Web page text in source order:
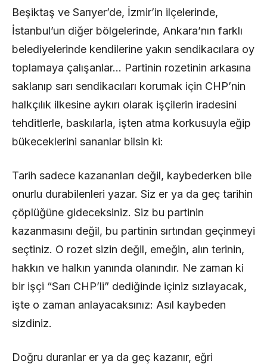
Beşiktaş ve Sarıyer’de, İzmir’in ilçelerinde,
İstanbul’un diğer bölgelerinde, Ankara’nın farklı
belediyelerinde kendilerine yakın sendikacılara oy
toplamaya çalışanlar… Partinin rozetinin arkasına
saklanıp sarı sendikacıları korumak için CHP’nin
halkçılık ilkesine aykırı olarak işçilerin iradesini
tehditlerle, baskılarla, işten atma korkusuyla eğip
bükeceklerini sananlar bilsin ki:
Tarih sadece kazananları değil, kaybederken bile
onurlu durabilenleri yazar. Siz er ya da geç tarihin
çöplüğüne gideceksiniz. Siz bu partinin
kazanmasını değil, bu partinin sırtından geçinmeyi
seçtiniz. O rozet sizin değil, emeğin, alın terinin,
hakkın ve halkın yanında olanındır. Ne zaman ki
bir işçi “Sarı CHP’li” dediğinde içiniz sızlayacak,
işte o zaman anlayacaksınız: Asıl kaybeden
sizdiniz.
Doğru duranlar er ya da geç kazanır, eğri